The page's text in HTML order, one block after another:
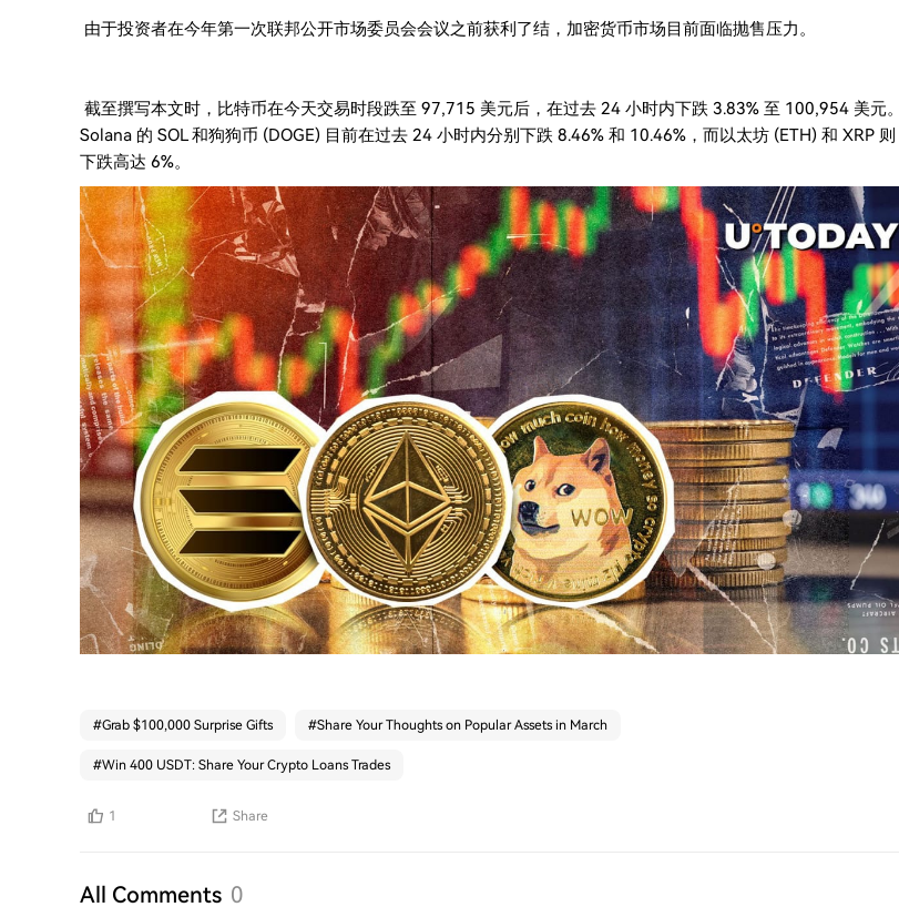
由于投资者在今年第一次联邦公开市场委员会会议之前获利了结，加密货币市场目前面临抛售压力。
截至撰写本文时，比特币在今天交易时段跌至 97,715 美元后，在过去 24 小时内下跌 3.83% 至 100,954 美元。
Solana 的 SOL 和狗狗币 (DOGE) 目前在过去 24 小时内分别下跌 8.46% 和 10.46%，而以太坊 (ETH) 和 XRP 则
下跌高达 6%。
#Grab $100,000 Surprise Gifts #Share Your Thoughts on Popular Assets in March
#Win 400 USDT: Share Your Crypto Loans Trades
1 Share
All Comments 0